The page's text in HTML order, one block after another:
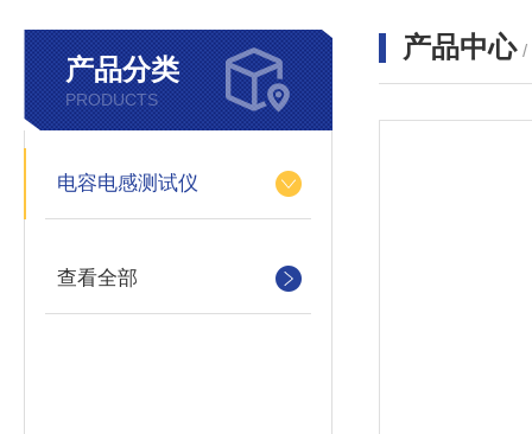
产品分类
PRODUCTS
电容电感测试仪
查看全部
产品中心 /